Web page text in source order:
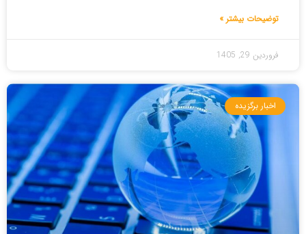
توضیحات بیشتر »
فروردین 29, 1405
اخبار برگزیده